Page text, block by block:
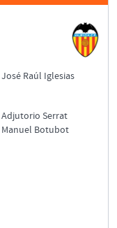
José Raúl Iglesias
Adjutorio Serrat
Manuel Botubot